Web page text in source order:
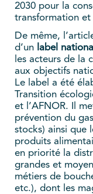
2030 pour la
transformation et
De même,
d’un label
les acteurs de la
aux objectifs
Le label a été
Transition
et l’AFNOR. Il
prévention du
stocks) ainsi que
produits
en priorité la
grandes et
métiers de
etc.), dont les